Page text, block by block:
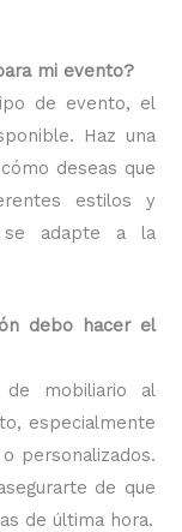
mi evento?
de evento, el
Haz una
deseas que
estilos y
se adapte a la
debo hacer el
de mobiliario al
especialmente
personalizados.
de que
de última hora.